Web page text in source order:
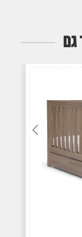
גם
עבור
לתמונה
הבאה